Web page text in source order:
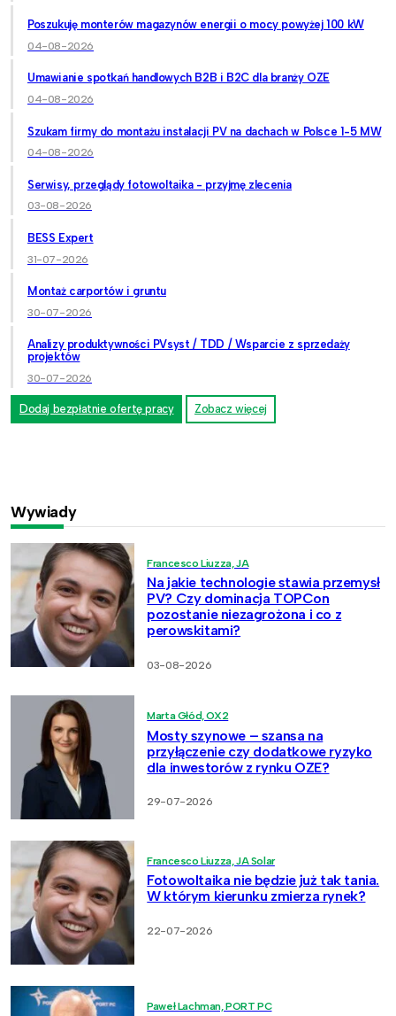
Poszukuję monterów magazynów energii o mocy powyżej 100 kW
04-08-2026
Umawianie spotkań handlowych B2B i B2C dla branży OZE
04-08-2026
Szukam firmy do montażu instalacji PV na dachach w Polsce 1-5 MW
04-08-2026
Serwisy, przeglądy fotowoltaika - przyjmę zlecenia
03-08-2026
BESS Expert
31-07-2026
Montaż carportów i gruntu
30-07-2026
Analizy produktywności PVsyst / TDD / Wsparcie z sprzedaży
projektów
30-07-2026
Dodaj bezpłatnie ofertę pracy Zobacz więcej
Wywiady
Francesco Liuzza, JA
Na jakie technologie stawia przemysł
PV? Czy dominacja TOPCon
pozostanie niezagrożona i co z
perowskitami?
03-08-2026
Marta Głód, OX2
Mosty szynowe – szansa na
przyłączenie czy dodatkowe ryzyko
dla inwestorów z rynku OZE?
29-07-2026
Francesco Liuzza, JA Solar
Fotowoltaika nie będzie już tak tania.
W którym kierunku zmierza rynek?
22-07-2026
Paweł Lachman, PORT PC